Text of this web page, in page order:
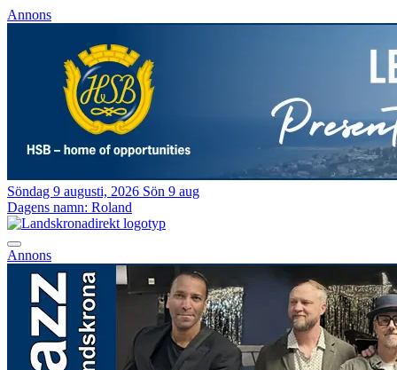
Annons
Söndag 9 augusti, 2026 Sön 9 aug
Dagens namn: Roland
Annons